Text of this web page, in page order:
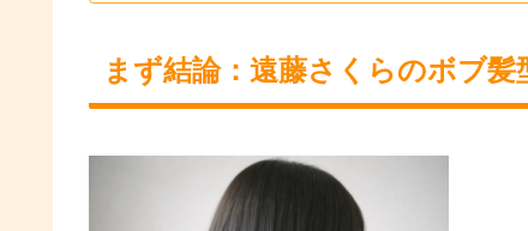
まず結論：遠藤さくらのボブ